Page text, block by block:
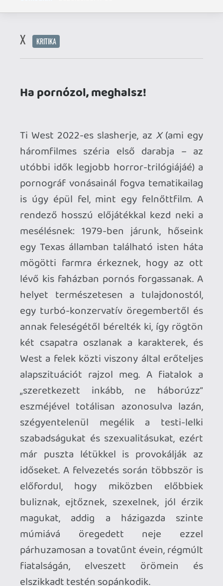
egy Texas államban található isten háta
egy turbó-konzervatív öregembertől és
annak feleségétől bérelték ki, így rögtön
alapszituációt rajzol meg. A fiatalok a
„szeretkezett inkább, ne háborúzz”
eszméjével totálisan azonosulva lazán,
szégyentelenül megélik a testi-lelki
szabadságukat és szexualitásukat, ezért
már puszta létükkel is provokálják az
időseket. A felvezetés során többször is
előfordul, hogy miközben előbbiek
buliznak, ejtőznek, szexelnek, jól érzik
magukat, addig a házigazda szinte
múmiává öregedett neje ezzel
párhuzamosan a tovatűnt évein, régmúlt
fiatalságán, elveszett örömein és
elszikkadt testén sopánkodik.
Az elzárkózás, a vélt vagy valós sérelmek
aztán szép lassan gyilkos őrületbe
fordulnak, és innentől kezdve pedig nem
csak sejthető, hanem egyértelműen ki is
van jelölve a végeredmény, ám a
forgatókönyv nem siet sehova. Az X
nagyjából első órájában a karakterek
bemutatásán, egy szépen filmezett
aligátor jeleneten, néhány cickón és egy
női testről letörölt spermafolton kívül
nem sok minden történik – West
azonban fokozatosan csepegteti a
feszültséget, izgalomba hozva ezzel a
nézőt, körülbelül úgy, mint ahogy egy
kanos alfahím pettingeli az aktuális